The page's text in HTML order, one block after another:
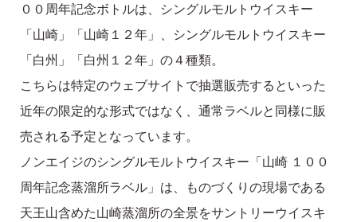
００周年記念ボトルは、シングルモルトウイスキー
「山崎」「山崎１２年」、シングルモルトウイスキー
「白州」「白州１２年」の４種類。
こちらは特定のウェブサイトで抽選販売するといった
近年の限定的な形式ではなく、通常ラベルと同様に販
売される予定となっています。
ノンエイジのシングルモルトウイスキー「山崎 １００
周年記念蒸溜所ラベル」は、ものづくりの現場である
天王山含めた山崎蒸溜所の全景をサントリーウイスキ